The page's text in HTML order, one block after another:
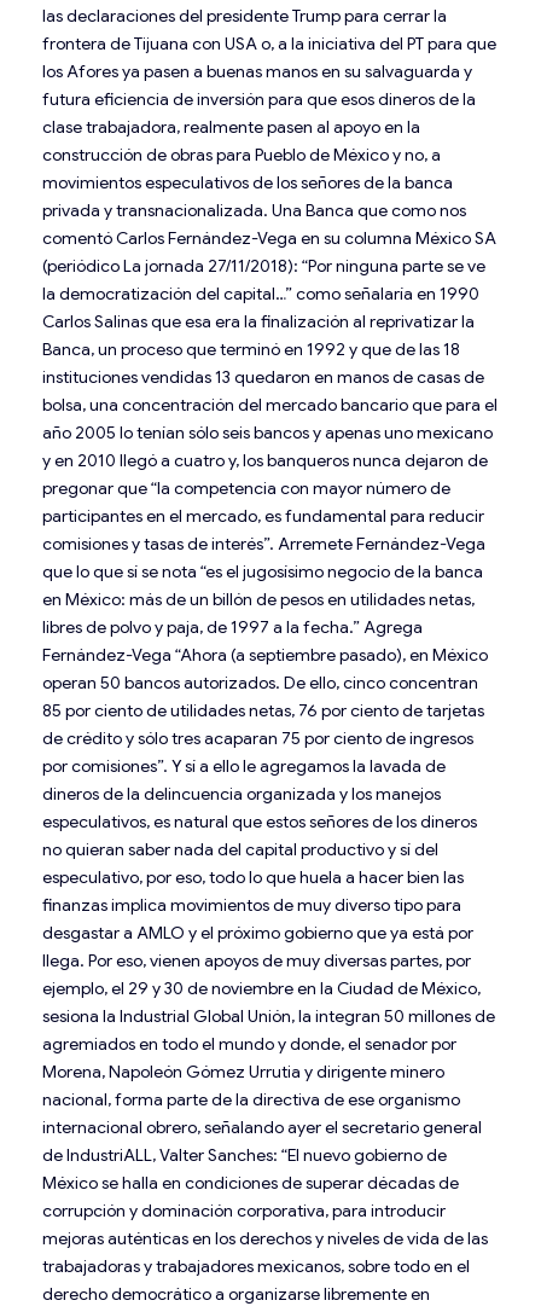
las declaraciones del presidente Trump para cerrar la
frontera de Tijuana con USA o, a la iniciativa del PT para que
los Afores ya pasen a buenas manos en su salvaguarda y
futura eficiencia de inversión para que esos dineros de la
clase trabajadora, realmente pasen al apoyo en la
construcción de obras para Pueblo de México y no, a
movimientos especulativos de los señores de la banca
privada y transnacionalizada. Una Banca que como nos
comentó Carlos Fernández-Vega en su columna México SA
(periódico La jornada 27/11/2018): “Por ninguna parte se ve
la democratización del capital…” como señalaría en 1990
Carlos Salinas que esa era la finalización al reprivatizar la
Banca, un proceso que terminó en 1992 y que de las 18
instituciones vendidas 13 quedaron en manos de casas de
bolsa, una concentración del mercado bancario que para el
año 2005 lo tenían sólo seis bancos y apenas uno mexicano
y en 2010 llegó a cuatro y, los banqueros nunca dejaron de
pregonar que “la competencia con mayor número de
participantes en el mercado, es fundamental para reducir
comisiones y tasas de interés”. Arremete Fernández-Vega
que lo que sí se nota “es el jugosísimo negocio de la banca
en México: más de un billón de pesos en utilidades netas,
libres de polvo y paja, de 1997 a la fecha.” Agrega
Fernández-Vega “Ahora (a septiembre pasado), en México
operan 50 bancos autorizados. De ello, cinco concentran
85 por ciento de utilidades netas, 76 por ciento de tarjetas
de crédito y sólo tres acaparan 75 por ciento de ingresos
por comisiones”. Y sí a ello le agregamos la lavada de
dineros de la delincuencia organizada y los manejos
especulativos, es natural que estos señores de los dineros
no quieran saber nada del capital productivo y sí del
especulativo, por eso, todo lo que huela a hacer bien las
finanzas implica movimientos de muy diverso tipo para
desgastar a AMLO y el próximo gobierno que ya está por
llega. Por eso, vienen apoyos de muy diversas partes, por
ejemplo, el 29 y 30 de noviembre en la Ciudad de México,
sesiona la Industrial Global Unión, la integran 50 millones de
agremiados en todo el mundo y donde, el senador por
Morena, Napoleón Gómez Urrutia y dirigente minero
nacional, forma parte de la directiva de ese organismo
internacional obrero, señalando ayer el secretario general
de IndustriALL, Valter Sanches: “El nuevo gobierno de
México se halla en condiciones de superar décadas de
corrupción y dominación corporativa, para introducir
mejoras auténticas en los derechos y niveles de vida de las
trabajadoras y trabajadores mexicanos, sobre todo en el
derecho democrático a organizarse libremente en